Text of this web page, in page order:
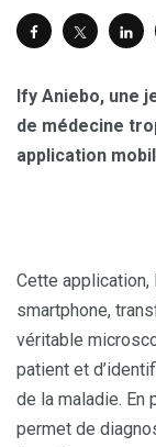
Ify Aniebo, une
de médecine
application
Cette application,
smartphone,
véritable
patient et
de la maladie. En
permet de